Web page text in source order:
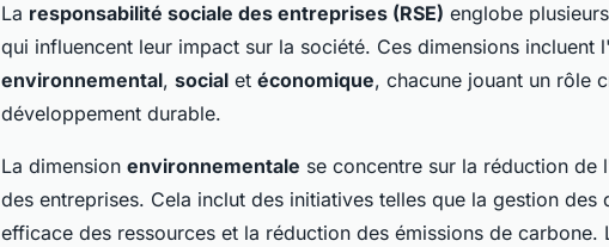
La responsabilité sociale des entreprises (RSE) englobe
qui influencent leur impact sur la société. Ces dimensions incluent
environnemental, social et économique, chacune jouant un rôle
développement durable.
La dimension environnementale se concentre sur la réduction de
des entreprises. Cela inclut des initiatives telles que la gestion des
efficace des ressources et la réduction des émissions de carbone.